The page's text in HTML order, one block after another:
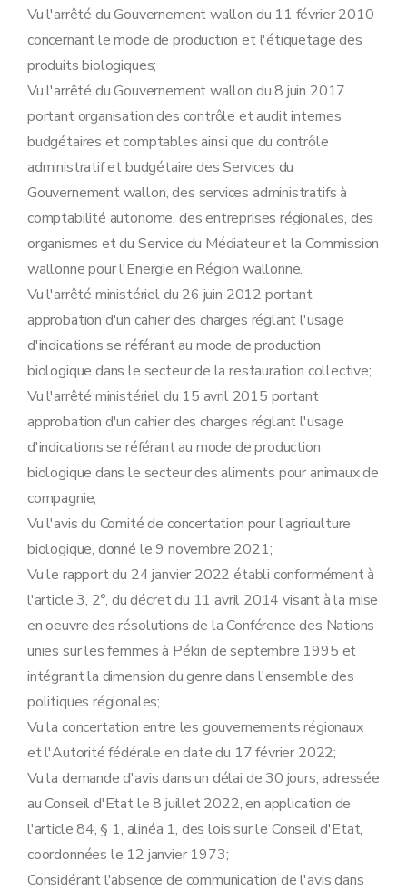
Vu l'arrêté du Gouvernement wallon du 11 février 2010
concernant le mode de production et l'étiquetage des
produits biologiques;
Vu l'arrêté du Gouvernement wallon du 8 juin 2017
portant organisation des contrôle et audit internes
budgétaires et comptables ainsi que du contrôle
administratif et budgétaire des Services du
Gouvernement wallon, des services administratifs à
comptabilité autonome, des entreprises régionales, des
organismes et du Service du Médiateur et la Commission
wallonne pour l'Energie en Région wallonne.
Vu l'arrêté ministériel du 26 juin 2012 portant
approbation d'un cahier des charges réglant l'usage
d'indications se référant au mode de production
biologique dans le secteur de la restauration collective;
Vu l'arrêté ministériel du 15 avril 2015 portant
approbation d'un cahier des charges réglant l'usage
d'indications se référant au mode de production
biologique dans le secteur des aliments pour animaux de
compagnie;
Vu l'avis du Comité de concertation pour l'agriculture
biologique, donné le 9 novembre 2021;
Vu le rapport du 24 janvier 2022 établi conformément à
l'article 3, 2°, du décret du 11 avril 2014 visant à la mise
en oeuvre des résolutions de la Conférence des Nations
unies sur les femmes à Pékin de septembre 1995 et
intégrant la dimension du genre dans l'ensemble des
politiques régionales;
Vu la concertation entre les gouvernements régionaux
et l'Autorité fédérale en date du 17 février 2022;
Vu la demande d'avis dans un délai de 30 jours, adressée
au Conseil d'Etat le 8 juillet 2022, en application de
l'article 84, § 1, alinéa 1, des lois sur le Conseil d'Etat,
coordonnées le 12 janvier 1973;
Considérant l'absence de communication de l'avis dans